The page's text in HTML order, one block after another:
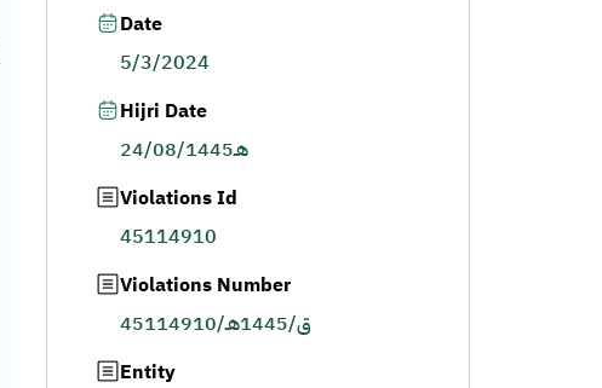
Date
5/3/2024
Hijri Date
24/08/1445هـ
Violations Id
45114910
Violations Number
45114910/ق/1445هـ
Entity